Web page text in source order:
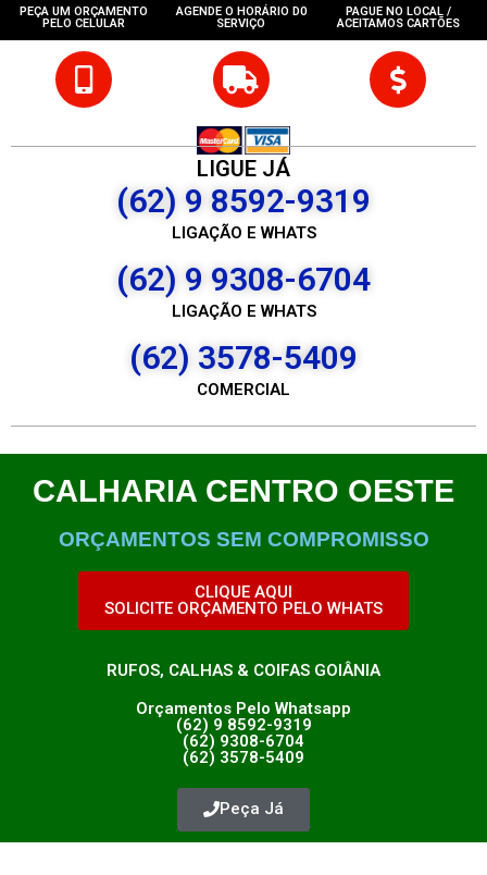
PEÇA UM ORÇAMENTO
PELO CELULAR
AGENDE O HORÁRIO D0
SERVIÇO
PAGUE NO LOCAL /
ACEITAMOS CARTÕES
LIGUE JÁ
(62) 9 8592-9319
LIGAÇÃO E WHATS
(62) 9 9308-6704
LIGAÇÃO E WHATS
(62) 3578-5409
COMERCIAL
CALHARIA CENTRO OESTE
ORÇAMENTOS SEM COMPROMISSO
CLIQUE AQUI
SOLICITE ORÇAMENTO PELO WHATS
RUFOS, CALHAS & COIFAS GOIÂNIA
Orçamentos Pelo Whatsapp
(62) 9 8592-9319
(62) 9308-6704
(62) 3578-5409
Peça Já